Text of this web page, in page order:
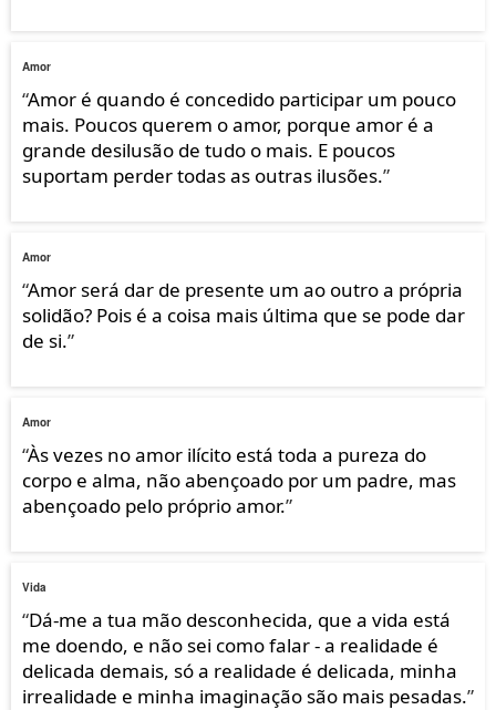
Amor
“Amor é quando é concedido participar um pouco
mais. Poucos querem o amor, porque amor é a
grande desilusão de tudo o mais. E poucos
suportam perder todas as outras ilusões.”
Amor
“Amor será dar de presente um ao outro a própria
solidão? Pois é a coisa mais última que se pode dar
de si.”
Amor
“Às vezes no amor ilícito está toda a pureza do
corpo e alma, não abençoado por um padre, mas
abençoado pelo próprio amor.”
Vida
“Dá-me a tua mão desconhecida, que a vida está
me doendo, e não sei como falar - a realidade é
delicada demais, só a realidade é delicada, minha
irrealidade e minha imaginação são mais pesadas.”